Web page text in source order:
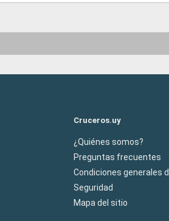
Cruceros.uy
¿Quiénes somos?
Preguntas frecuentes
Condiciones generales
Seguridad
Mapa del sitio